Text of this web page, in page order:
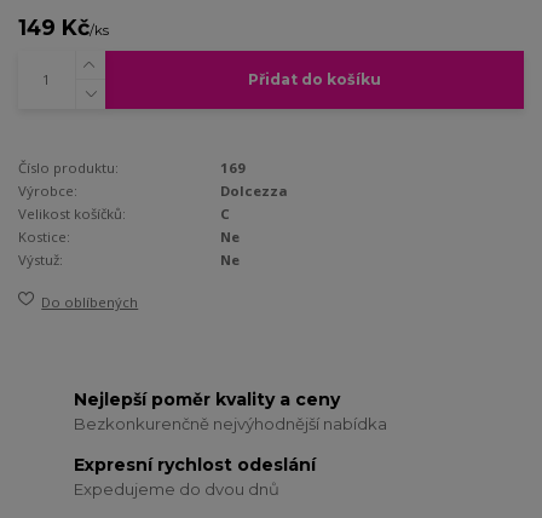
149 Kč/ks
Přidat do košíku
Číslo produktu:
169
Výrobce:
Dolcezza
Velikost košíčků:
C
Kostice:
Ne
Výstuž:
Ne
Do oblíbených
Nejlepší poměr kvality a ceny
Bezkonkurenčně nejvýhodnější nabídka
Expresní rychlost odeslání
Expedujeme do dvou dnů